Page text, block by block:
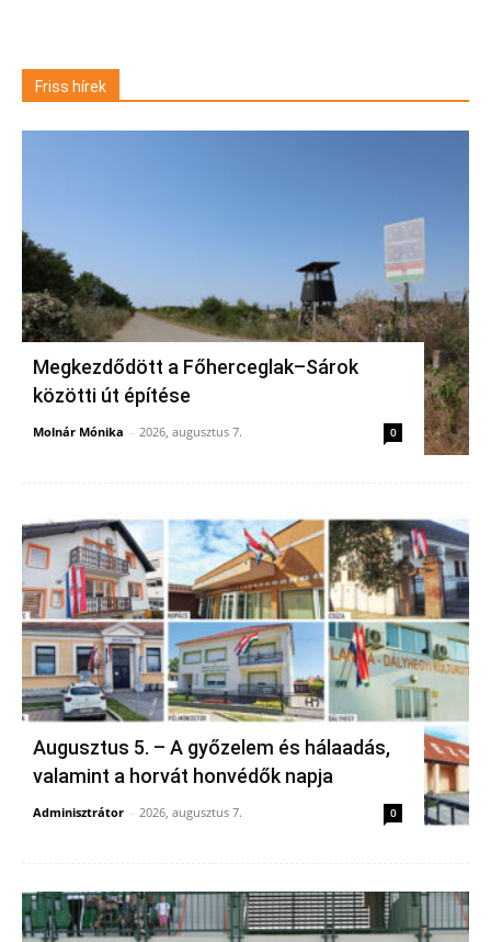
Friss hírek
Megkezdődött a Főherceglak–Sárok
közötti út építése
Molnár Mónika - 2026, augusztus 7. 0
Augusztus 5. – A győzelem és hálaadás,
valamint a horvát honvédők napja
Adminisztrátor - 2026, augusztus 7. 0